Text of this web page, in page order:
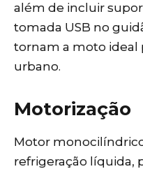
além de incluir
tomada USB no
tornam a moto ideal
urbano.
Motorização
Motor
refrigeração líquida,